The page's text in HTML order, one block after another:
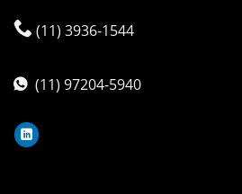
(11) 3936-1544
(11) 97204-5940